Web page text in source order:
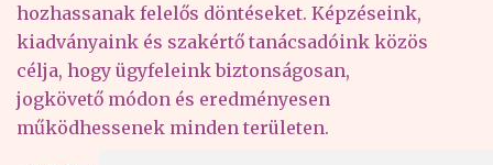
hozhassanak felelős döntéseket. Képzéseink,
kiadványaink és szakértő tanácsadóink közös
célja, hogy ügyfeleink biztonságosan,
jogkövető módon és eredményesen
működhessenek minden területen.